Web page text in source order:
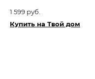
1 599 руб.
Купить на Твой дом